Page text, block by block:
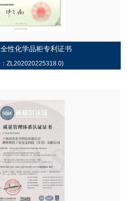
性化学品柜专利证书
ZL202020225318.0)